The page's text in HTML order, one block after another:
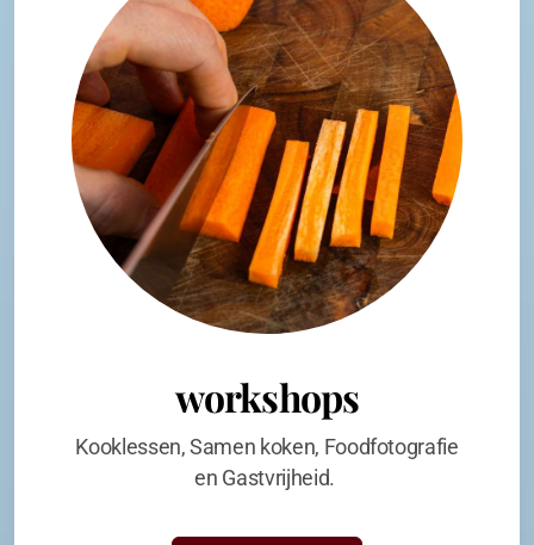
workshops
Kooklessen, Samen koken, Foodfotografie
en Gastvrijheid.